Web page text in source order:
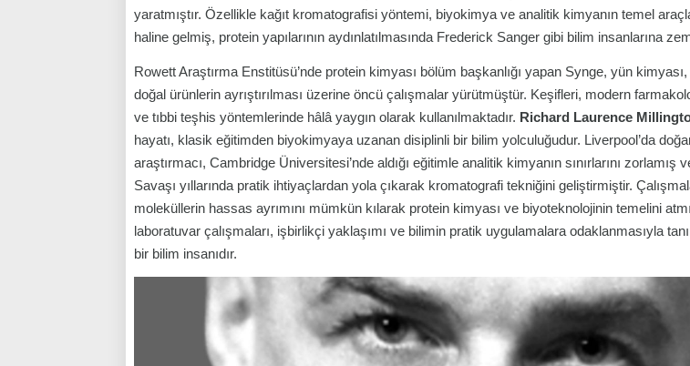
yaratmıştır. Özellikle kağıt kromatografisi yöntemi, biyokimya ve analitik kimyanın temel
haline gelmiş, protein yapılarının aydınlatılmasında Frederick Sanger gibi bilim insanlarına
Rowett Araştırma Enstitüsü’nde protein kimyası bölüm başkanlığı yapan Synge, yün
doğal ürünlerin ayrıştırılması üzerine öncü çalışmalar yürütmüştür. Keşifleri, modern
ve tıbbi teşhis yöntemlerinde hâlâ yaygın olarak kullanılmaktadır. Richard Laurence
hayatı, klasik eğitimden biyokimyaya uzanan disiplinli bir bilim yolculuğudur. Liverpool’da
araştırmacı, Cambridge Üniversitesi’nde aldığı eğitimle analitik kimyanın sınırlarını zorlamış
Savaşı yıllarında pratik ihtiyaçlardan yola çıkarak kromatografi tekniğini geliştirmiştir.
moleküllerin hassas ayrımını mümkün kılarak protein kimyası ve biyoteknolojinin temelini
laboratuvar çalışmaları, işbirlikçi yaklaşımı ve bilimin pratik uygulamalara odaklanmasıyla
bir bilim insanıdır.